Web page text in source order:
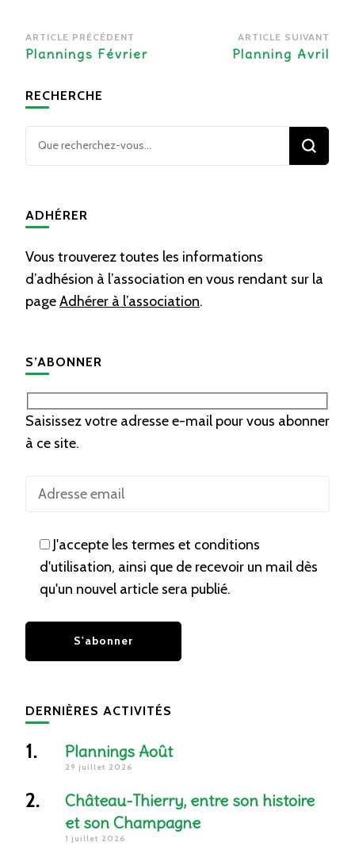
Navigation
d’article
ARTICLE PRÉCÉDENT
Plannings Février
ARTICLE SUIVANT
Planning Avril
RECHERCHE
Vous
recherchiez
chose ?
ADHÉRER
Vous trouverez toutes les informations
d’adhésion à l’association en vous rendant sur la
pageAdhérer à l’association.
S’ABONNER
Saisissez votre adresse e-mail pour vous abonner
à ce site.
J'accepte les termes et conditions
d'utilisation, ainsi que de recevoir un mail dès
qu'un nouvel article sera publié.
DERNIÈRES ACTIVITÉS
Plannings Août
29 juillet 2026
Château-Thierry, entre son histoire
et son Champagne
1 juillet 2026